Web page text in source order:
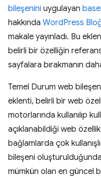
bileşenini uygulayan
hakkında WordPress
makale yayınladı. Bu
belirli bir özelliğin
sayfalara bırakmanın
Temel Durum web
eklenti, belirli bir web
motorlarında kullanılıp
açıklanabildiği web
bağlamlarda çok
bileşeni
mümkün olan en güncel